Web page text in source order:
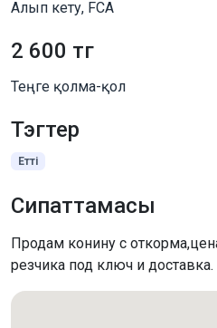
Алып кету, FCA
2 600 тг
Теңге қолма-қол
Тэгтер
Етті
Сипаттамасы
Продам конину с
резчика под ключ и доставка.